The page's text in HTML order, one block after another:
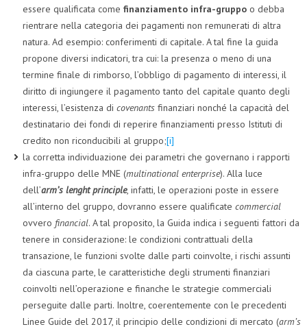
essere qualificata come finanziamento infra-gruppo o debba
rientrare nella categoria dei pagamenti non remunerati di altra
natura. Ad esempio: conferimenti di capitale. A tal fine la guida
propone diversi indicatori, tra cui: la presenza o meno di una
termine finale di rimborso, l’obbligo di pagamento di interessi, il
diritto di ingiungere il pagamento tanto del capitale quanto degli
interessi, l’esistenza di covenants finanziari nonché la capacità del
destinatario dei fondi di reperire finanziamenti presso Istituti di
credito non riconducibili al gruppo;[i]
la corretta individuazione dei parametri che governano i rapporti
infra-gruppo delle MNE (multinational enterprise). Alla luce
dell’arm’s lenght principle, infatti, le operazioni poste in essere
all’interno del gruppo, dovranno essere qualificate commercial
ovvero financial. A tal proposito, la Guida indica i seguenti fattori da
tenere in considerazione: le condizioni contrattuali della
transazione, le funzioni svolte dalle parti coinvolte, i rischi assunti
da ciascuna parte, le caratteristiche degli strumenti finanziari
coinvolti nell’operazione e finanche le strategie commerciali
perseguite dalle parti. Inoltre, coerentemente con le precedenti
Linee Guide del 2017, il principio delle condizioni di mercato (arm’s